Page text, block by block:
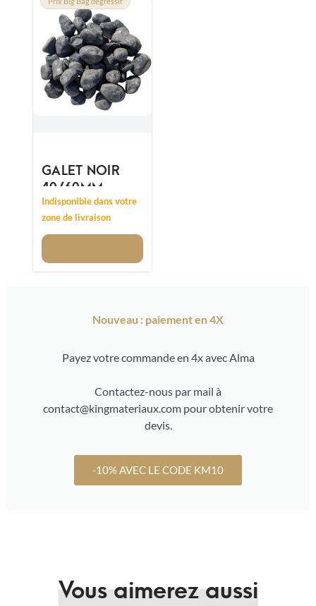
GALET NOIR
40/60MM
Indisponible dans votre
zone de livraison
Nouveau : paiement en 4X
Payez votre commande en 4x avec Alma
Contactez-nous par mail à
contact@kingmateriaux.com pour obtenir votre
devis.
-10% AVEC LE CODE KM10
Vous aimerez aussi